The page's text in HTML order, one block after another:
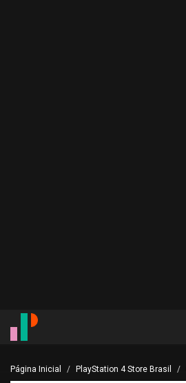
Página Inicial PlayStation 4 Store Brasil